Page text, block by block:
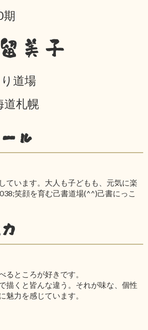
期
美子
道場
道札幌
ル
ています。大人も子どもも、元気に楽
笑顔を育む己書道場(^^)己書にっこ
るところが好きです。
描くと皆んな違う。それが味な、個性
魅力を感じています。